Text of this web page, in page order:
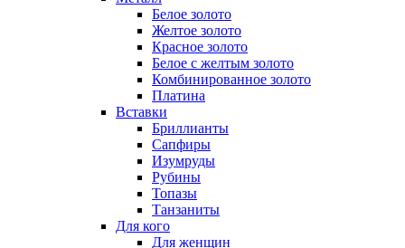
Белое золото
Желтое золото
Красное золото
Белое с желтым золото
Комбинированное золото
Платина
Вставки
Бриллианты
Сапфиры
Изумруды
Рубины
Топазы
Танзаниты
Для кого
Для женщин